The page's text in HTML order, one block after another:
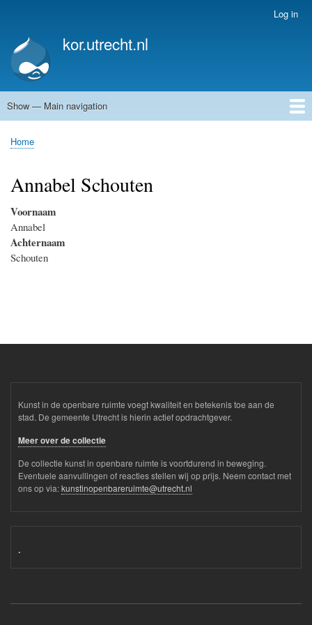
account
menu
Log in
kor.utrecht.nl
Main
Show — Main navigation
Home
Kunstwerken
Actueel
Routes
Breadcrumb
Home
Annabel Schouten
Voornaam
Annabel
Achternaam
Schouten
Kunst in de openbare ruimte voegt kwaliteit en betekenis toe aan de
stad. De gemeente Utrecht is hierin actief opdrachtgever.
Meer over de collectie
De collectie kunst in openbare ruimte is voortdurend in beweging.
Eventuele aanvullingen of reacties stellen wij op prijs. Neem contact met
ons op via:kunstinopenbareruimte@utrecht.nl
.